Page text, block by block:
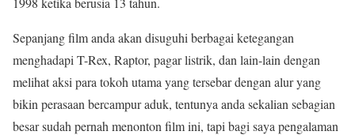
Sepanjang film anda akan disuguhi berbagai ketegangan
menghadapi T-Rex, Raptor, pagar listrik, dan lain-lain dengan
melihat aksi para tokoh utama yang tersebar dengan alur yang
bikin perasaan bercampur aduk, tentunya anda sekalian sebagian
besar sudah pernah menonton film ini, tapi bagi saya pengalaman